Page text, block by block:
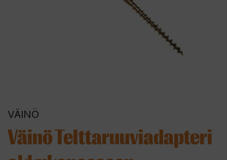
VÄINÖ
Väinö Telttaruuviadapteri